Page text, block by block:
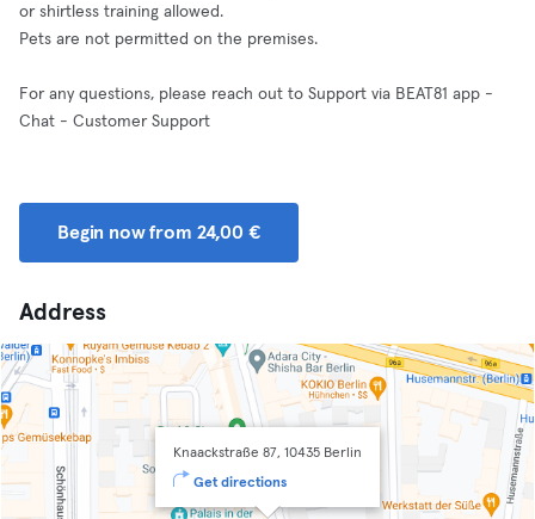
or shirtless training allowed.
Pets are not permitted on the premises.
For any questions, please reach out to Support via BEAT81 app -
Chat - Customer Support
Begin now from 24,00 €
Address
Knaackstraße 87, 10435 Berlin
Get directions